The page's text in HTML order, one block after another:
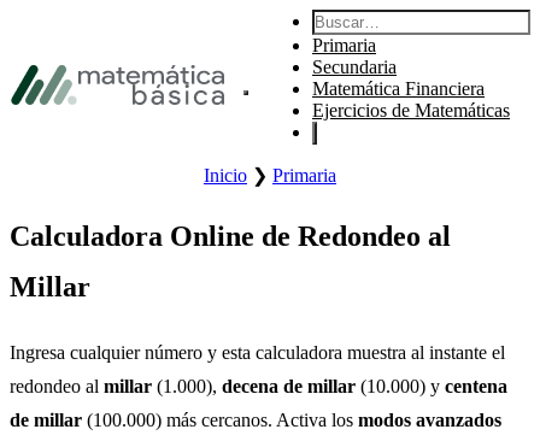
Saltar al pie de página
Abrir menú principal del sitio.
Buscar:
Primaria
Secundaria
Matemática Financiera
Ejercicios de Matemáticas
Inicio ❯ Primaria
Calculadora Online de Redondeo al
Millar
Ingresa cualquier número y esta calculadora muestra al instante el
redondeo al millar (1.000), decena de millar (10.000) y centena
de millar (100.000) más cercanos. Activa los modos avanzados